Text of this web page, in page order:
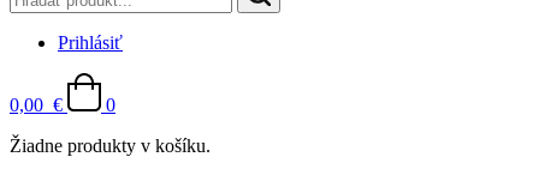
Prihlásiť
0,00 €
0
Žiadne produkty v košíku.